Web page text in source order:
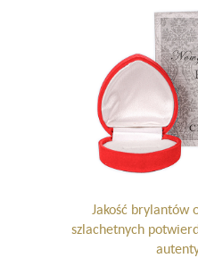
Jakość brylantów
szlachetnych